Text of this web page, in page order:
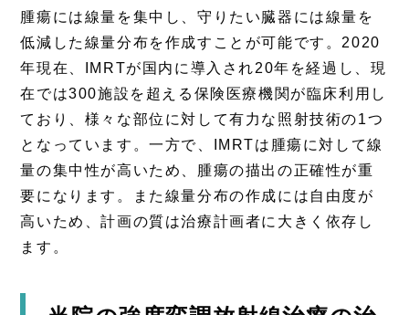
腫瘍には線量を集中し、守りたい臓器には線量を
低減した線量分布を作成すことが可能です。2020
年現在、IMRTが国内に導入され20年を経過し、現
在では300施設を超える保険医療機関が臨床利用し
ており、様々な部位に対して有力な照射技術の1つ
となっています。一方で、IMRTは腫瘍に対して線
量の集中性が高いため、腫瘍の描出の正確性が重
要になります。また線量分布の作成には自由度が
高いため、計画の質は治療計画者に大きく依存し
ます。